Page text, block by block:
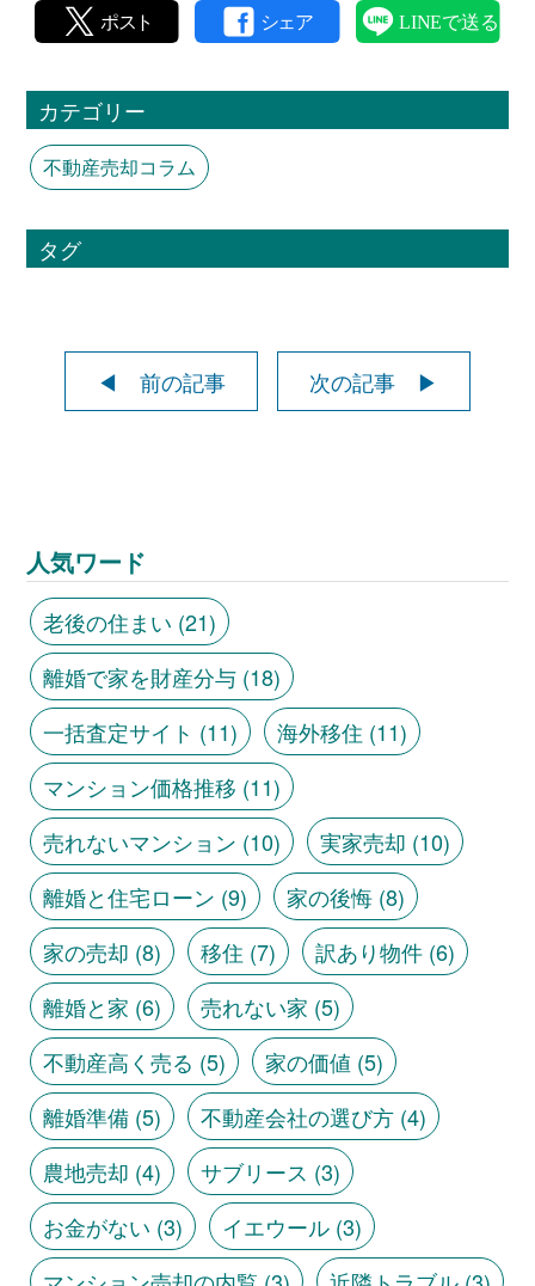
カテゴリー
不動産売却コラム
タグ
◀ 前の記事 次の記事 ▶
人気ワード
老後の住まい (21)
離婚で家を財産分与(18)
一括査定サイト (11) 海外移住 (11)
マンション価格推移 (11)
売れないマンション (10) 実家売却 (10)
離婚と住宅ローン (9) 家の後悔(8)
家の売却 (8) 移住 (7) 訳あり物件(6)
離婚と家 (6) 売れない家 (5)
不動産高く売る (5) 家の価値 (5)
離婚準備(5) 不動産会社の選び方(4)
農地売却 (4) サブリース (3)
お金がない (3) イエウール(3)